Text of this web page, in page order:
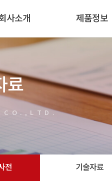
사소개 제품정보
료
CO.,LTD.
전 기술자료